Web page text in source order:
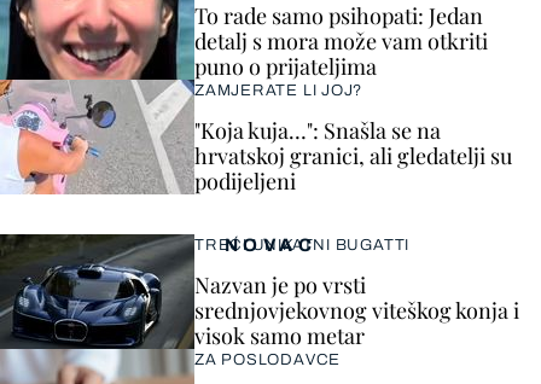
To rade samo psihopati: Jedan
detalj s mora može vam otkriti
puno o prijateljima
ZAMJERATE LI JOJ?
"Koja kuja…": Snašla se na
hrvatskoj granici, ali gledatelji su
podijeljeni
NOVAC
TREĆI UNIKATNI BUGATTI
Nazvan je po vrsti
srednjovjekovnog viteškog konja i
visok samo metar
ZA POSLODAVCE